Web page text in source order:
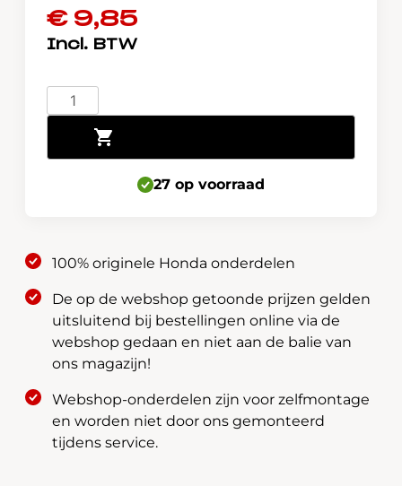
€9,85
Honda
lamp
bulb
(12V
60/55W)
aantal
Toevoegen aan winkelwagen
27 op voorraad
100% originele Honda onderdelen
De op de webshop getoonde prijzen gelden
uitsluitend bij bestellingen online via de
webshop gedaan en niet aan de balie van
ons magazijn!
Webshop-onderdelen zijn voor zelfmontage
en worden niet door ons gemonteerd
tijdens service.